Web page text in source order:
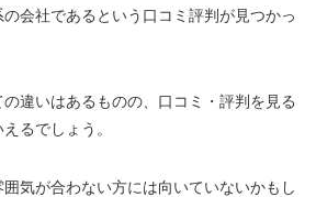
高収入が狙える
休暇
内容はきつい？工場ごとに仕事の
内容
会社であるという口コミ評判が見つかっ
違いはあるものの、口コミ・評判を見る
るでしょう。
気が合わない方には向いていないかもし